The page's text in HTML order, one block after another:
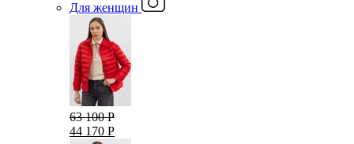
Для женщин
63 100 Р
44 170 Р